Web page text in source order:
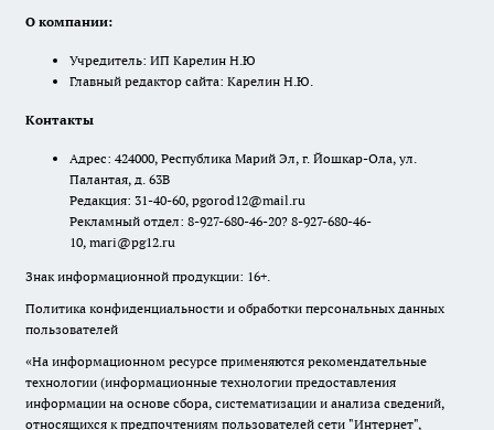
О компании:
Учредитель: ИП Карелин Н.Ю
Главный редактор сайта: Карелин Н.Ю.
Контакты
Адрес: 424000, Республика Марий Эл, г. Йошкар-Ола, ул.
Палантая, д. 63В
Редакция: 31-40-60, pgorod12@mail.ru
Рекламный отдел: 8-927-680-46-20? 8-927-680-46-
10, mari@pg12.ru
Знак информационной продукции: 16+.
Политика конфиденциальности и обработки персональных данных
пользователей
«На информационном ресурсе применяются рекомендательные
технологии (информационные технологии предоставления
информации на основе сбора, систематизации и анализа сведений,
относящихся к предпочтениям пользователей сети "Интернет",